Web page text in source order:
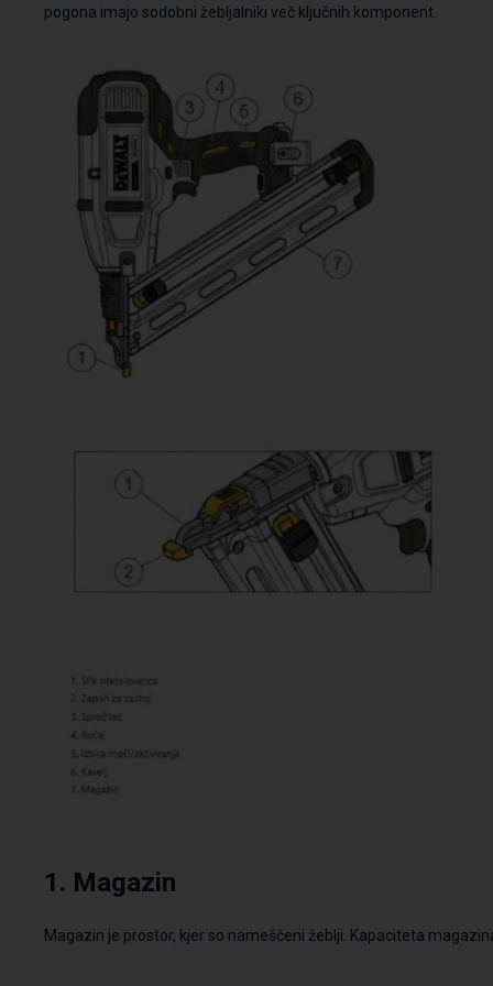
pogona imajo sodobni žebljalniki več ključnih komponent.
1. Magazin
Magazin je prostor, kjer so nameščeni žeblji. Kapaciteta